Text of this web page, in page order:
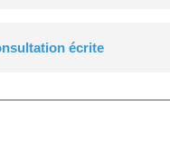
écrite